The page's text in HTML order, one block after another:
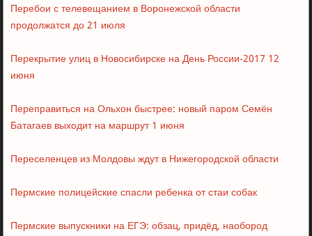
Перебои с телевещанием в Воронежской области
продолжатся до 21 июля
Перекрытие улиц в Новосибирске на День России-2017 12
июня
Переправиться на Ольхон быстрее: новый паром Семён
Батагаев выходит на маршрут 1 июня
Переселенцев из Молдовы ждут в Нижегородской области
Пермские полицейские спасли ребенка от стаи собак
Пермские выпускники на ЕГЭ: обзац, придёд, наобород